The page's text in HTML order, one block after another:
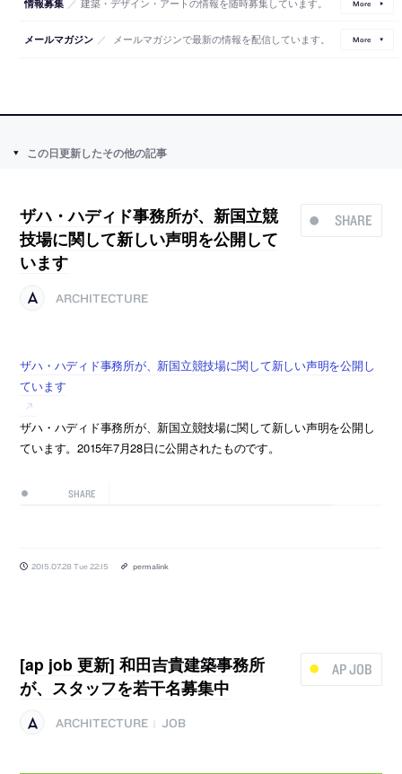
情報募集 ／ 建築・デザイン・アートの情報を随時募集しています。 More
メールマガジン ／ メールマガジンで最新の情報を配信しています。 More
この日更新したその他の記事
SHARE
ザハ・ハディド事務所が、新国立競
技場に関して新しい声明を公開して
います
ARCHITECTURE
ザハ・ハディド事務所が、新国立競技場に関して新しい声明を公開し
ています
ザハ・ハディド事務所が、新国立競技場に関して新しい声明を公開し
ています。2015年7月28日に公開されたものです。
SHARE
2015.07.28 Tue 22:15 permalink
AP JOB
[ap job 更新] 和田吉貴建築事務所
が、スタッフを若干名募集中
ARCHITECTURE JOB